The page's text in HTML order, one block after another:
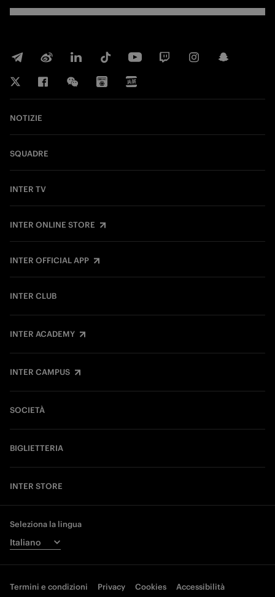
NOTIZIE
SQUADRE
INTER TV
INTER ONLINE STORE
INTER OFFICIAL APP
INTER CLUB
INTER ACADEMY
INTER CAMPUS
SOCIETÀ
BIGLIETTERIA
INTER STORE
Seleziona la lingua
Termini e condizioni Privacy Cookies Accessibilità